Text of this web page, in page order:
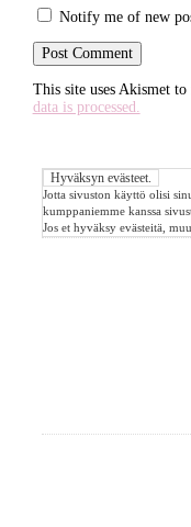
Notify me of new
This site uses Akismet to
data is processed.
Jotta sivuston käyttö olisi
kumppaniemme kanssa
Jos et hyväksy evästeitä,